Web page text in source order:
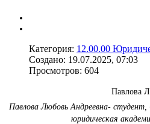
Категория: 12.00.00
Создано: 19.07.2025, 07:03
Просмотров: 604
Павлова
Павлова Любовь Андреевна- студент,
юридическая